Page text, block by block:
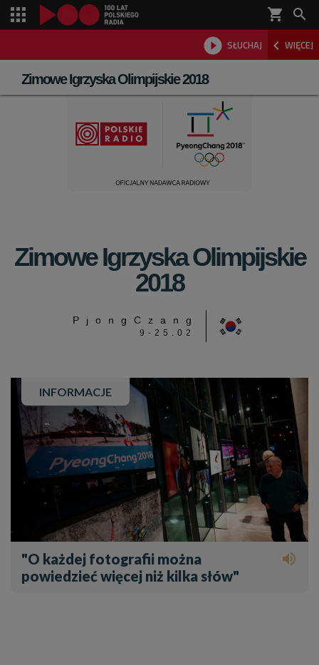
shopping_cart 
 SŁUCHAJ  WIĘCEJ

Zimowe Igrzyska Olimpijskie 2018
Zimowe Igrzyska Olimpijskie
2018
PjongCzang
9-25.02

"O każdej fotografii można
powiedzieć więcej niż kilka słów"
INFORMACJE